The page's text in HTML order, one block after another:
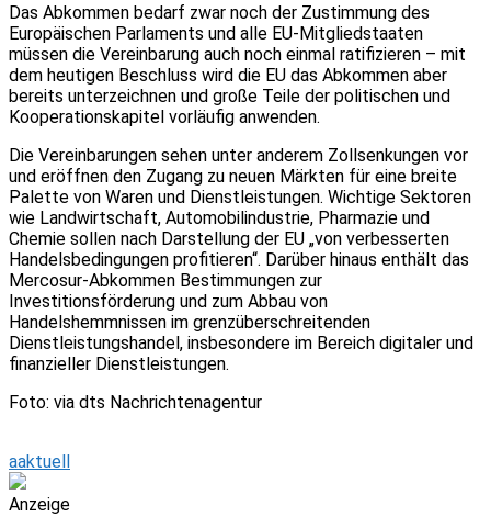
Das Abkommen bedarf zwar noch der Zustimmung des
Europäischen Parlaments und alle EU-Mitgliedstaaten
müssen die Vereinbarung auch noch einmal ratifizieren – mit
dem heutigen Beschluss wird die EU das Abkommen aber
bereits unterzeichnen und große Teile der politischen und
Kooperationskapitel vorläufig anwenden.
Die Vereinbarungen sehen unter anderem Zollsenkungen vor
und eröffnen den Zugang zu neuen Märkten für eine breite
Palette von Waren und Dienstleistungen. Wichtige Sektoren
wie Landwirtschaft, Automobilindustrie, Pharmazie und
Chemie sollen nach Darstellung der EU „von verbesserten
Handelsbedingungen profitieren“. Darüber hinaus enthält das
Mercosur-Abkommen Bestimmungen zur
Investitionsförderung und zum Abbau von
Handelshemmnissen im grenzüberschreitenden
Dienstleistungshandel, insbesondere im Bereich digitaler und
finanzieller Dienstleistungen.
Foto: via dts Nachrichtenagentur
aaktuell
Anzeige